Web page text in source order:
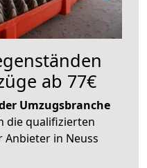
ab 77€
Umzugsbranche
die qualifizierten
Anbieter in Neuss